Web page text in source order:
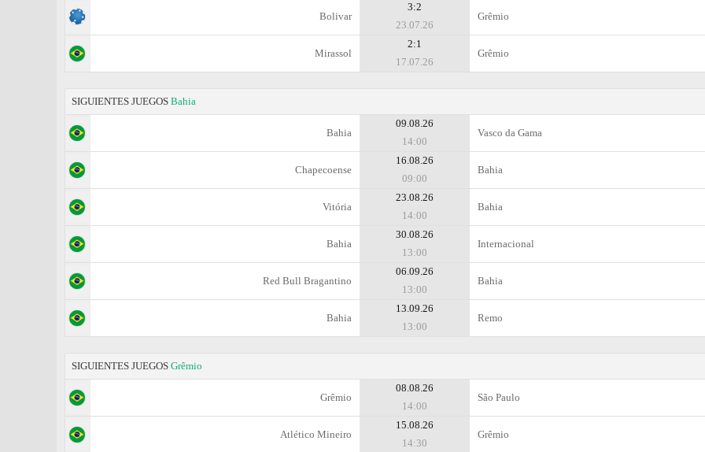
Bolivar
3:2
23.07.26
Grêmio
Mirassol
2:1
17.07.26
Grêmio
SIGUIENTES JUEGOS Bahia
Bahia
09.08.26
14:00
Vasco da Gama
Chapecoense
16.08.26
09:00
Bahia
Vitória
23.08.26
14:00
Bahia
Bahia
30.08.26
13:00
Internacional
Red Bull Bragantino
06.09.26
13:00
Bahia
Bahia
13.09.26
13:00
Remo
SIGUIENTES JUEGOS Grêmio
Grêmio
08.08.26
14:00
São Paulo
Atlético Mineiro
15.08.26
14:30
Grêmio